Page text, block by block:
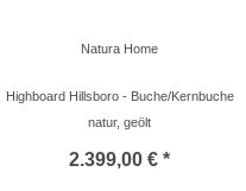
Natura Home
Highboard Hillsboro - Buche/Kernbuche
natur, geölt
2.399,00 € *